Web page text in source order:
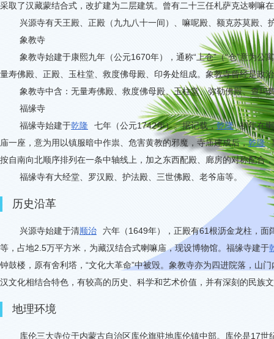
采取了汉藏蒙结合式，改扩建为二层建筑。曾有二十三任札萨克达喇嘛
兴源寺有天王殿、正殿（九九八十一间）、嘛呢殿、额克苏莫殿、
象教寺
象教寺始建于康熙九年（公元1670年），通称“上仓”（“仓”意为公
量寿佛殿、正殿、玉柱堂、救度佛母殿、印务处组成。象教寺曾经是政
象教寺中含：无量寿佛殿、救度佛母殿、玉柱堂、弥勒佛殿、查玛
福缘寺
福缘寺始建于乾隆 七年（公元1742年）。据记载，乾隆
初年在
庙一座，意为用以镇服暗中作祟、危害黄教的邪魔，寺庙建成后，乾隆
按自南向北顺序排列在一条中轴线上，加之东西配殿、廊房的对称配合
福缘寺有大经堂、罗汉殿、护法殿、三世佛殿、老爷庙等。
历史沿革
兴源寺始建于清顺治 六年（1649年），正殿有61根沥金龙柱，面
等，占地2.5万平方米，为藏汉结合式喇嘛庙，现设博物馆。福缘寺建于
钟鼓楼，原有舍利塔， “文化大革命”中被毁。象教寺亦为四进院落，山
汉文化相结合特色，有较高的历史、科学和艺术价值，并有深刻的民族
地理环境
库伦三大寺位于内蒙古自治区库伦旗驻地库伦镇中部。库伦是17世